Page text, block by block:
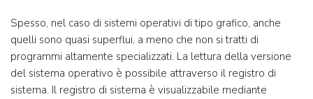
Spesso, nel caso di sistemi operativi di tipo grafico, anche
quelli sono quasi superflui, a meno che non si tratti di
programmi altamente specializzati. La lettura della versione
del sistema operativo è possibile attraverso il registro di
sistema. Il registro di sistema è visualizzabile mediante